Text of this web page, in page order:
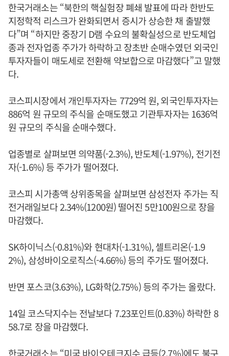
한국거래소는 “북한의 핵실험장 폐쇄 발표에 따라 한반도
지정학적 리스크가 완화되면서 증시가 상승한 채 출발했
다”며 “하지만 중장기 D램 수요의 불확실성으로 반도체업
종과 전자업종 주가가 하락하고 장초반 순매수였던 외국인
투자자들이 매도세로 전환해 약보합으로 마감했다”고 말했
다.
코스피시장에서 개인투자자는 7729억 원, 외국인투자자는
886억 원 규모의 주식을 순매도했고 기관투자자는 1636억
원 규모의 주식을 순매수했다.
업종별로 살펴보면 의약품(-2.3%), 반도체(-1.97%), 전기전
자(-1.6%) 등 주가가 떨어졌다.
코스피 시가총액 상위종목을 살펴보면 삼성전자 주가는 직
전거래일보다 2.34%(1200원) 떨어진 5만100원으로 장을
마감했다.
SK하이닉스(-0.81%)와 현대차(-1.31%), 셀트리온(-1.9
2%), 삼성바이오로직스(-4.66%) 등의 주가도 떨어졌다.
반면 포스코(3.63%), LG화학(2.75%) 등의 주가는 올랐다.
14일 코스닥지수는 전날보다 7.23포인트(0.83%) 하락한 8
58.7로 장을 마감했다.
한국거래소는 “미국 바이오테크지수 급등(2.7%)에도 불구